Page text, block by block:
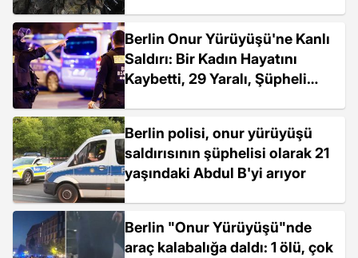
Berlin Onur Yürüyüşü'ne Kanlı
Saldırı: Bir Kadın Hayatını
Kaybetti, 29 Yaralı, Şüpheli
Berlin polisi, onur yürüyüşü
saldırısının şüphelisi olarak 21
yaşındaki Abdul B'yi arıyor
Berlin "Onur Yürüyüşü"nde
araç kalabalığa daldı: 1 ölü, çok